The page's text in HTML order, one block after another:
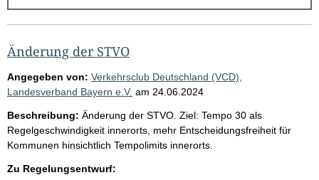
g
e
b
n
i
s
s
e
p
Änderung der STVO
Angegeben von: Verkehrsclub Deutschland (VCD),
Landesverband Bayern e.V. am 24.06.2024
Beschreibung: Änderung der STVO. Ziel: Tempo 30 als
Regelgeschwindigkeit innerorts, mehr Entscheidungsfreiheit für
Kommunen hinsichtlich Tempolimits innerorts.
Zu Regelungsentwurf: